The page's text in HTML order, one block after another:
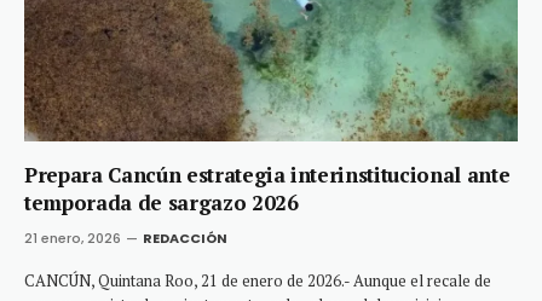
Prepara Cancún estrategia interinstitucional ante
temporada de sargazo 2026
21 enero, 2026 REDACCIÓN
CANCÚN, Quintana Roo, 21 de enero de 2026.- Aunque el recale de